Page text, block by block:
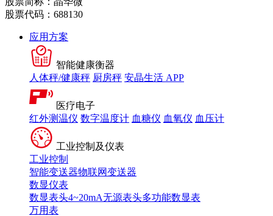
股票代码：688130
应用方案
智能健康衡器
人体秤/健康秤 厨房秤 安晶生活 APP
医疗电子
红外测温仪 数字温度计 血糖仪 血氧仪 血压计
工业控制及仪表
工业控制
智能变送器物联网变送器
数显仪表
数显表头4~20mA无源表头多功能数显表
万用表